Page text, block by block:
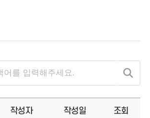
작성자 작성일 조회